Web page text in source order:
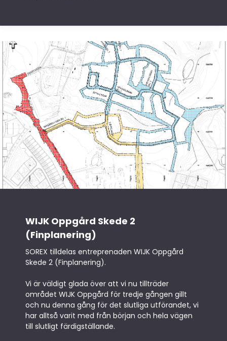
WIJK Oppgård Skede 2
(Finplanering)
SOREX tilldelas entreprenaden WIJK Oppgård
Skede 2 (Finplanering).
Vi är väldigt glada över att vi nu tillträder
området WIJK Oppgård för tredje gången gillt
och nu denna gång för det slutliga utförandet, vi
har alltså varit med från början och hela vägen
till slutligt färdigställande.